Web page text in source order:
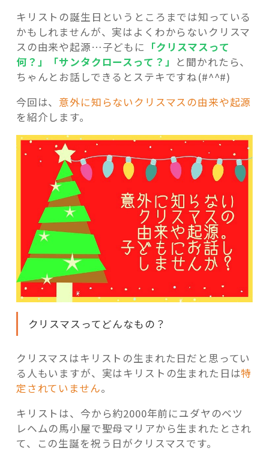
キリストの誕生日というところまでは知っている
かもしれませんが、実はよくわからないクリスマ
スの由来や起源…子どもに 「クリスマスって
何？」「サンタクロースって？」 と聞かれたら、
ちゃんとお話しできるとステキですね(#^^#)
今回は、 意外に知らないクリスマスの由来や起源
を紹介します。
クリスマスってどんなもの？
クリスマスはキリストの生まれた日だと思ってい
る人もいますが、実はキリストの生まれた日は特
定されていません。
キリストは、今から約2000年前にユダヤのベツ
レヘムの馬小屋で聖母マリアから生まれたとされ
て、この生誕を祝う日がクリスマスです。